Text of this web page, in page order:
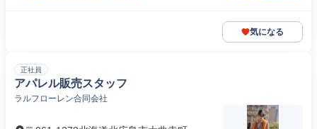
気になる
正社員
アパレル販売スタッフ
ラルフローレン合同会社